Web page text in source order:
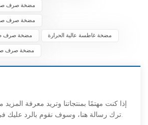
مضخة صرف
مضخة صرف
مضخة صرف
مضخة غاطسة عالية الحرارة
مضخة صرف
إذا كنت مهتمًا بمنتجاتنا وتريد معرفة
ترك رسالة هنا، وسوف نقوم بالرد عليك في أقرب وقت ممكن.